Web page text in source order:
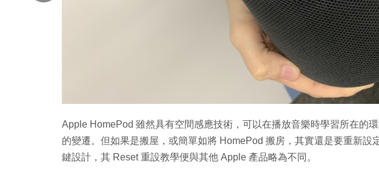
Apple HomePod 雖然具有空間感應技術，可以在播放音樂時學習所在的
的變遷。但如果是搬屋，或簡單如將 HomePod 搬房，其實還是要重新設
鍵設計，其 Reset 重設教學便與其他 Apple 產品略為不同。